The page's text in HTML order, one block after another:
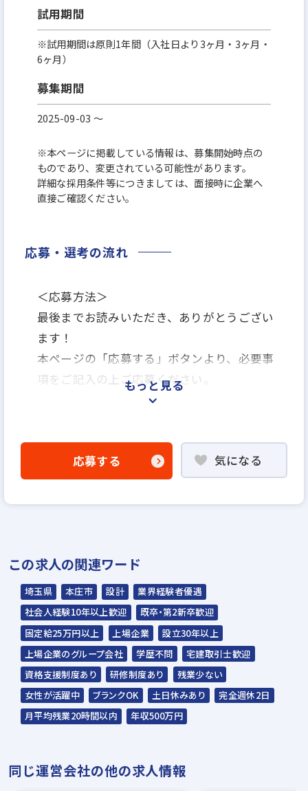
試用期間
※試用期間は原則1年間（入社日より3ヶ月・3ヶ月・
6ヶ月）
募集期間
2025-09-03 〜
※本ページに掲載している情報は、募集開始時点の
ものであり、変更されている可能性があります。
詳細な採用条件等につきましては、面接時に企業へ
直接ご確認ください。
応募・選考の流れ
＜応募方法＞
最後までお読みいただき、ありがとうござい
ます！
本ページの「応募する」ボタンより、必要事
項をご記入の上ご応募ください。
「応募する」よりエントリー
WEB応募書類による書類選考
▼
内定
☆ご応募から内定までは3～4週間を予定。
☆入社時期は相談に応じます。現在、在職中
の方も積極的にご応募ください。
☆応募の秘密は厳守いたします。
【ダイバーシティ推
進】 男女や国籍、年齢
【『働きがいのある会
社2020』のベストカン
くりにとても力をいれ
関わる人すべてが豊か
もっと見る
応募する 気になる
この求人の関連ワード
埼玉県 本庄市 設計
業界経験者優遇
社会人経験10年以上歓迎
既卒・第2新卒歓迎
固定給25万円以上
上場企業
設立30年以上
上場企業のグループ会社
学歴不問
宅建取引士歓迎
資格支援制度あり
研修制度あり
残業少ない
女性が活躍中
ブランクOK 土日休みあり
完全週休2日
月平均残業20時間以内
年収500万円
同じ運営会社の他の求人情報